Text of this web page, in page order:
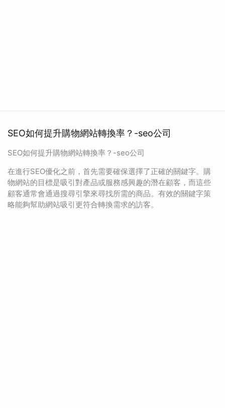
SEO如何提升購物網站轉換率？-seo公司
SEO如何提升購物網站轉換率？-seo公司
在進行SEO優化之前，首先需要確保選擇了正確的關鍵字。購
物網站的目標是吸引對產品或服務感興趣的潛在顧客，而這些
顧客通常會通過搜尋引擎來尋找所需的商品。有效的關鍵字策
略能夠幫助網站吸引更符合轉換需求的訪客。